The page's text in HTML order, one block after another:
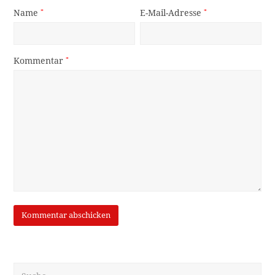
Name* E-Mail-Adresse*
Kommentar*